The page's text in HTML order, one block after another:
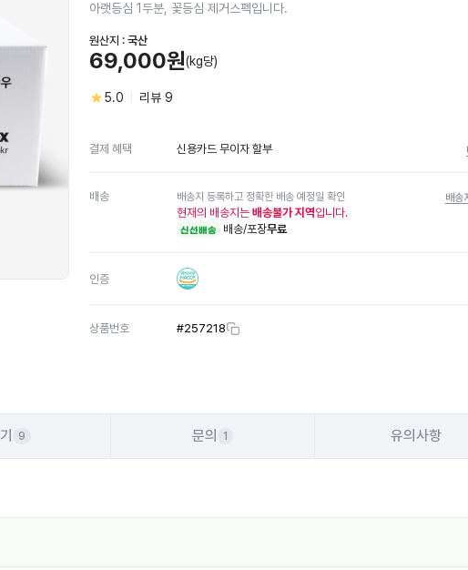
아랫등심 1두분, 꽃등심 제거스펙입니다.
원산지 : 국산
69,000원(kg당)
5.0 리뷰 9
결제 혜택 신용카드 무이자 할부
배송 배송지 등록하고 정확한 배송 예정일 확인 배송
현재의 배송지는 배송불가 지역입니다.
신선배송 배송/포장무료
인증
상품번호 #257218
9 문의 1 유의사항